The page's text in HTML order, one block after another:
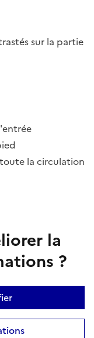
sur la partie
la circulation
la
?